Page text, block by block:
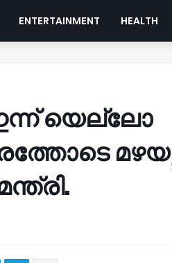
ENTERTAINMENT HEALTH
യെല്ലോ